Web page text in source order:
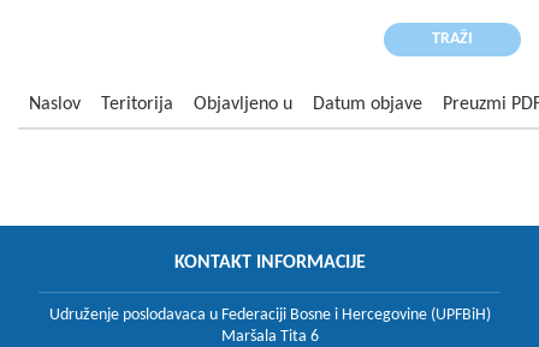
Naslov Teritorija Objavljeno u Datum objave Preuzmi
KONTAKT INFORMACIJE
Udruženje poslodavaca u Federaciji Bosne i Hercegovine (UPFBiH)
Maršala Tita 6